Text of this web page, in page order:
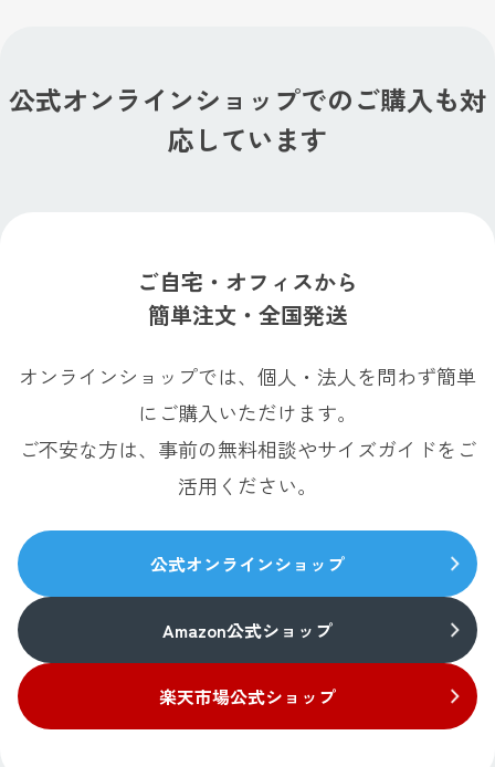
公式オンラインショップでのご購入も対
応しています
ご自宅・オフィスから
簡単注文・全国発送
オンラインショップでは、個人・法人を問わず簡単
にご購入いただけます。
ご不安な方は、事前の無料相談やサイズガイドをご
活用ください。
公式オンラインショップ
Amazon公式ショップ
楽天市場公式ショップ